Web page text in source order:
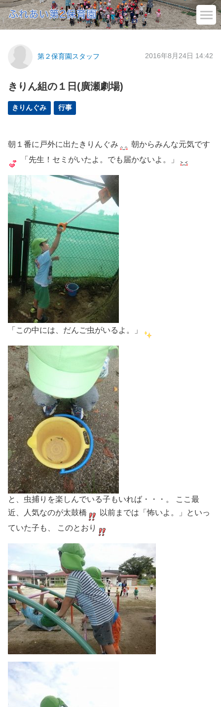
第２保育園スタッフ 2016年8月24日 14:42
きりん組の１日(廣瀬劇場)
きりんぐみ 行事
朝１番に戸外に出たきりんぐみ
朝からみんな元気です
「先生！セミがいたよ。でも届かないよ。」
「この中には、だんご虫がいるよ。」
と、虫捕りを楽しんでいる子もいれば・・・。 ここ最
近、人気なのが太鼓橋
以前までは「怖いよ。」といっ
ていた子も、 このとおり